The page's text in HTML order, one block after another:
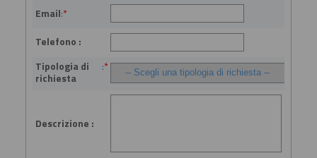
Email:*
Telefono :
Tipologia di
richiesta
:*
Descrizione :